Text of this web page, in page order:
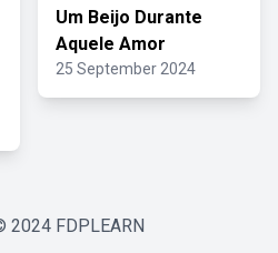
Um Beijo Durante
Aquele Amor
25 September 2024
2024 FDPLEARN